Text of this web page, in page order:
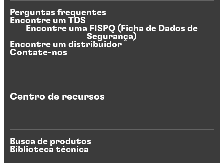
Perguntas frequentes
Encontre um TDS
Encontre uma FISPQ (Ficha de Dados de
Segurança)
Encontre um distribuidor
Contate-nos
Centro de recursos
Busca de produtos
Biblioteca técnica